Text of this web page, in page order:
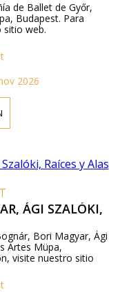
de Ballet de Győr,
Budapest. Para
web.
2026
ÁGI SZALÓKI,
Bori Magyar, Ági
Artes Müpa,
visite nuestro sitio